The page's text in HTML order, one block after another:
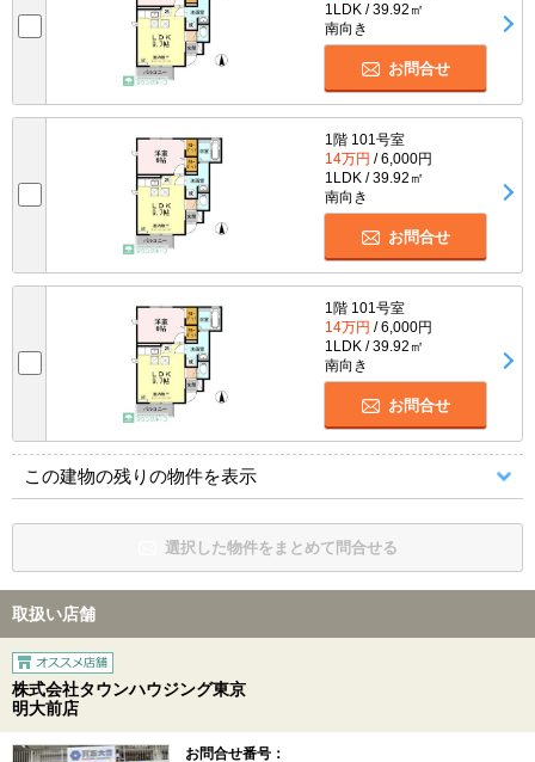
1LDK / 39.92㎡
南向き
お問合せ
1階 101号室
14万円 / 6,000円
1LDK / 39.92㎡
南向き
お問合せ
1階 101号室
14万円 / 6,000円
1LDK / 39.92㎡
南向き
お問合せ
この建物の残りの物件を表示
選択した物件をまとめて問合せる
取扱い店舗
株式会社タウンハウジング東京
明大前店
お問合せ番号：